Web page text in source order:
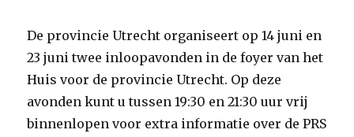
De provincie Utrecht organiseert op 14 juni en
23 juni twee inloopavonden in de foyer van het
Huis voor de provincie Utrecht. Op deze
avonden kunt u tussen 19:30 en 21:30 uur vrij
binnenlopen voor extra informatie over de PRS